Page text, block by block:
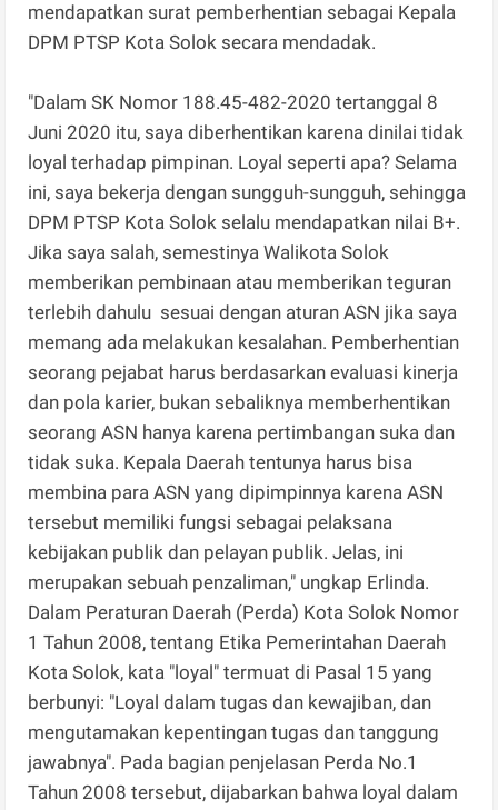
mendapatkan surat pemberhentian sebagai Kepala
DPM PTSP Kota Solok secara mendadak.
"Dalam SK Nomor 188.45-482-2020 tertanggal 8
Juni 2020 itu, saya diberhentikan karena dinilai tidak
loyal terhadap pimpinan. Loyal seperti apa? Selama
ini, saya bekerja dengan sungguh-sungguh, sehingga
DPM PTSP Kota Solok selalu mendapatkan nilai B+.
Jika saya salah, semestinya Walikota Solok
memberikan pembinaan atau memberikan teguran
terlebih dahulu sesuai dengan aturan ASN jika saya
memang ada melakukan kesalahan. Pemberhentian
seorang pejabat harus berdasarkan evaluasi kinerja
dan pola karier, bukan sebaliknya memberhentikan
seorang ASN hanya karena pertimbangan suka dan
tidak suka. Kepala Daerah tentunya harus bisa
membina para ASN yang dipimpinnya karena ASN
tersebut memiliki fungsi sebagai pelaksana
kebijakan publik dan pelayan publik. Jelas, ini
merupakan sebuah penzaliman," ungkap Erlinda.
Dalam Peraturan Daerah (Perda) Kota Solok Nomor
1 Tahun 2008, tentang Etika Pemerintahan Daerah
Kota Solok, kata "loyal" termuat di Pasal 15 yang
berbunyi: "Loyal dalam tugas dan kewajiban, dan
mengutamakan kepentingan tugas dan tanggung
jawabnya". Pada bagian penjelasan Perda No.1
Tahun 2008 tersebut, dijabarkan bahwa loyal dalam